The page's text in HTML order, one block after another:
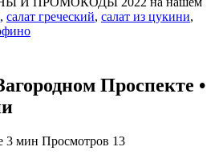
, салат греческий, салат из цукини,
Проспекте •
3 мин Просмотров 13